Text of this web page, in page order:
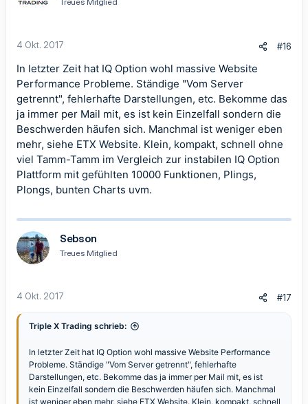
4 Okt. 2017 #16
In letzter Zeit hat IQ Option wohl massive Website
Performance Probleme. Ständige "Vom Server
getrennt", fehlerhafte Darstellungen, etc. Bekomme das
ja immer per Mail mit, es ist kein Einzelfall sondern die
Beschwerden häufen sich. Manchmal ist weniger eben
mehr, siehe ETX Website. Klein, kompakt, schnell ohne
viel Tamm-Tamm im Vergleich zur instabilen IQ Option
Plattform mit gefühlten 10000 Funktionen, Plings,
Plongs, bunten Charts uvm.
Sebson
Treues Mitglied
4 Okt. 2017 #17
Triple X Trading schrieb:
In letzter Zeit hat IQ Option wohl massive Website Performance
Probleme. Ständige "Vom Server getrennt", fehlerhafte
Darstellungen, etc. Bekomme das ja immer per Mail mit, es ist
kein Einzelfall sondern die Beschwerden häufen sich. Manchmal
ist weniger eben mehr, siehe ETX Website. Klein, kompakt, schnell